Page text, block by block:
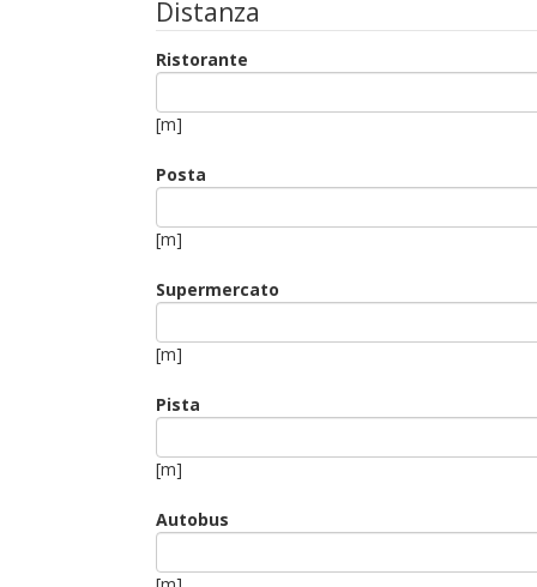
Distanza
Ristorante
[m]
Posta
[m]
Supermercato
[m]
Pista
[m]
Autobus